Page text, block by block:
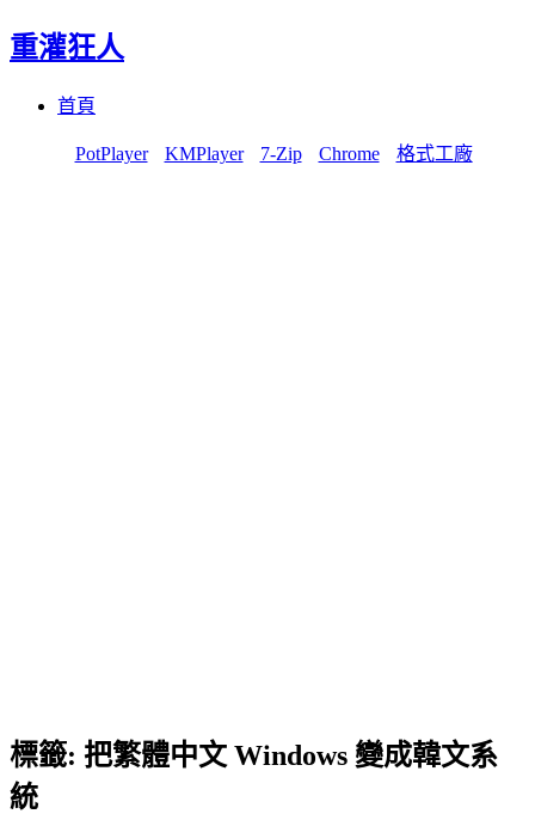
重灌狂人
首頁
PotPlayer KMPlayer 7-Zip Chrome 格式工廠
標籤: 把繁體中文 Windows 變成韓文系
統